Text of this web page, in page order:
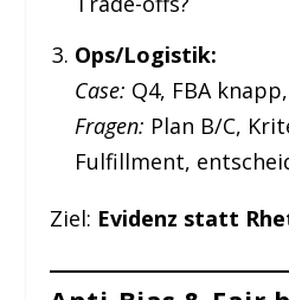
Ops/Logistik:
Case: Q4, FBA
Fragen: Plan B/C,
Fulfillment,
Ziel: Evidenz statt